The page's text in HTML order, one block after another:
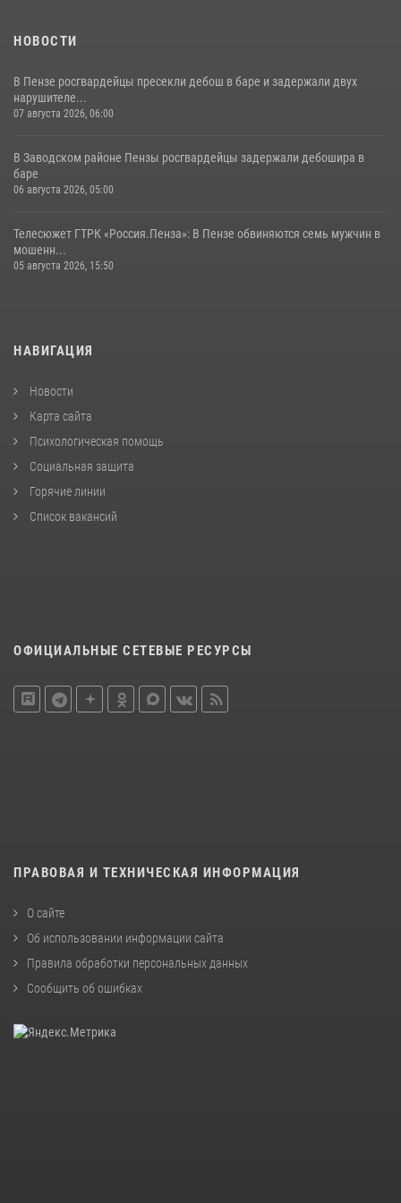
НОВОСТИ
В Пензе росгвардейцы пресекли дебош в баре и задержали двух
нарушителе...
07 августа 2026, 06:00
В Заводском районе Пензы росгвардейцы задержали дебошира в
баре
06 августа 2026, 05:00
Телесюжет ГТРК «Россия.Пенза»: В Пензе обвиняются семь мужчин в
мошенн...
05 августа 2026, 15:50
НАВИГАЦИЯ
Новости
Карта сайта
Психологическая помощь
Социальная защита
Горячие линии
Список вакансий
ОФИЦИАЛЬНЫЕ СЕТЕВЫЕ РЕСУРСЫ
ПРАВОВАЯ И ТЕХНИЧЕСКАЯ ИНФОРМАЦИЯ
О сайте
Об использовании информации сайта
Правила обработки персональных данных
Сообщить об ошибках